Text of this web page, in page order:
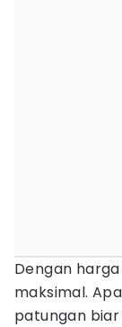
Dengan
maksimal.
patungan